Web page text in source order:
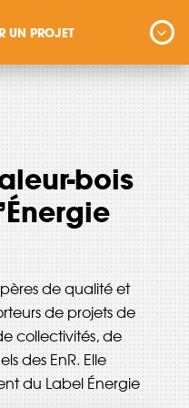
dans votre
?
au
?
UN PROJET
bois
de qualité et
de projets de
collectivités, de
des EnR. Elle
du Label Énergie